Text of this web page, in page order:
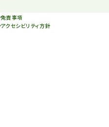
免責事項
アクセシビリティ方針